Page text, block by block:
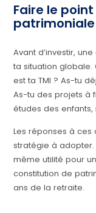
Faire le
patrimoniale
Avant d’investir,
ta situation globale.
est ta TMI ? As-tu
As-tu des projets à
études des
Les réponses à
stratégie à adopter.
même utilité pour
constitution de
ans de la retraite.